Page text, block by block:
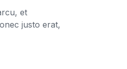
et
justo erat,